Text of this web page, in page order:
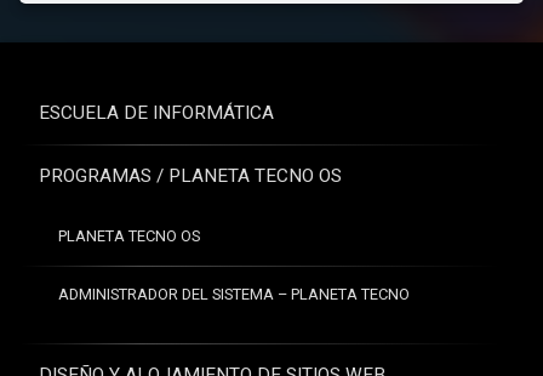
ESCUELA DE INFORMÁTICA
PROGRAMAS / PLANETA TECNO OS
PLANETA TECNO OS
ADMINISTRADOR DEL SISTEMA – PLANETA TECNO